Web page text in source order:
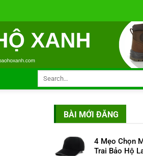
BÀI MỚI ĐĂNG
4 Mẹo Chọn
Trai Bảo Hộ